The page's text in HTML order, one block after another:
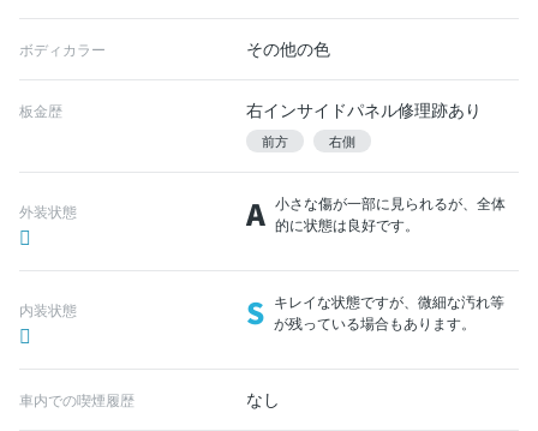
ボディカラー その他の色
板金歴 右インサイドパネル修理跡あり
前方 右側
外装状態 A 小さな傷が一部に見られるが、全体
的に状態は良好です。
内装状態 S キレイな状態ですが、微細な汚れ等
が残っている場合もあります。
車内での喫煙履歴 なし